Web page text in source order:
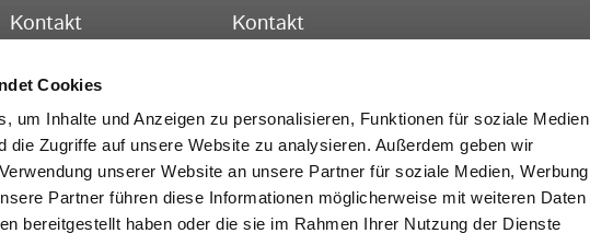
Cookies
um Inhalte und Anzeigen zu personalisieren, Funktionen für soziale Medien
die Zugriffe auf unsere Website zu analysieren. Außerdem geben wir
unserer Website an unsere Partner für soziale Medien, Werbung
Partner führen diese Informationen möglicherweise mit weiteren Daten
bereitgestellt haben oder die sie im Rahmen Ihrer Nutzung der Dienste
Kontakt
Geschäftsstelle Frankfurt
60528 Frankfurt am Main
Telefon:069 6773772-0
Fax: 069 6773772-99
E-Mail:info@htv-online.de
Kontakt
36304 Alsfeld
Telefon:069 6773772-0
Fax: 06631 705-20
E-Mail: info@htv-online.de